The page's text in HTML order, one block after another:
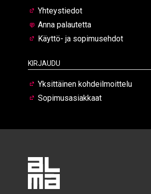
Yhteystiedot
Anna palautetta
Käyttö- ja sopimusehdot
Kirjaudu
Yksittäinen kohdeilmoittelu
Sopimusasiakkaat